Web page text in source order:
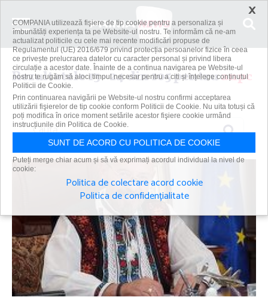
Rezultatele 13 - 24 din 105 pentruanpc
Caută
×
COMPANIA utilizează fişiere de tip cookie pentru a personaliza și
îmbunătăți experiența ta pe Website-ul nostru. Te informăm că ne-am
actualizat politicile cu cele mai recente modificări propuse de
Regulamentul (UE) 2016/679 privind protecția persoanelor fizice în ceea
ce privește prelucrarea datelor cu caracter personal și privind libera
circulație a acestor date. Înainte de a continua navigarea pe Website-ul
nostru te rugăm să aloci timpul necesar pentru a citi și înțelege conținutul
Politicii de Cookie.
Prin continuarea navigării pe Website-ul nostru confirmi acceptarea
utilizării fişierelor de tip cookie conform Politicii de Cookie. Nu uita totuși că
poți modifica în orice moment setările acestor fişiere cookie urmând
instrucțiunile din Politica de Cookie.
SUNT DE ACORD CU POLITICA DE COOKIE
Puteți merge chiar acum și să vă exprimați acordul individual la nivel de
cookie:
Politica de colectare acord cookie
Politica de confidențialitate